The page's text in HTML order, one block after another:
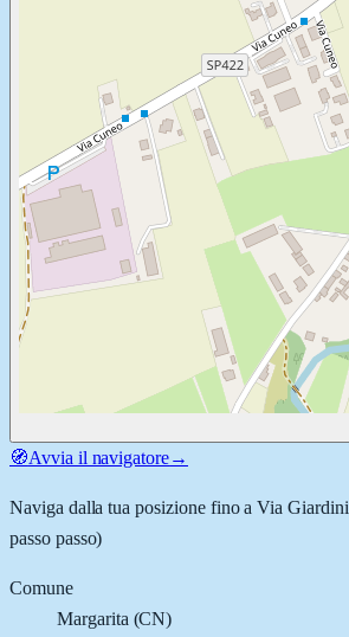
🧭Avvia il navigatore→
Naviga dalla tua posizione fino aVia Giardini
passo passo)
Comune
Margarita (CN)